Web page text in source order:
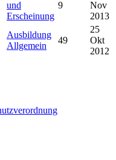
und
Erscheinung
9
Nov
2013
Ausbildung
Allgemein
49
25
Okt
2012